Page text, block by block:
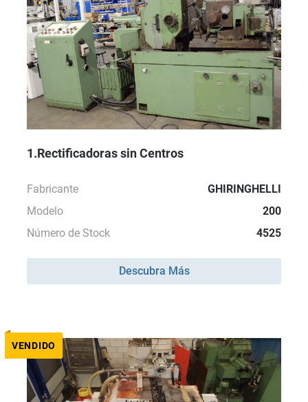
1.Rectificadoras sin Centros
Fabricante
GHIRINGHELLI
Modelo
200
Número de Stock
4525
Descubra Más
VENDIDO